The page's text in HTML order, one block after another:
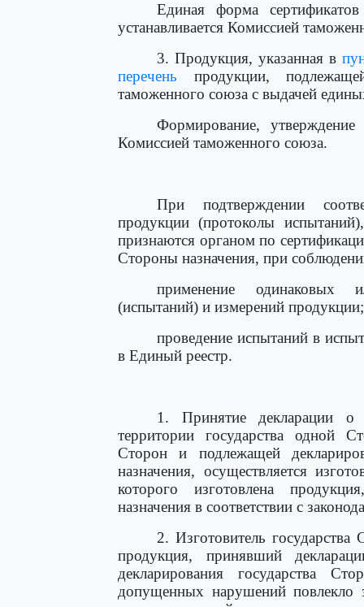
Единая форма
устанавливается Комиссией
3. Продукция, указанная в
перечень продукции,
таможенного союза с выдачей
Формирование,
Комиссией таможенного союза.
При подтверждении
продукции (протоколы
признаются органом по
Стороны назначения, при
применение одинаковых
(испытаний) и измерений продукции;
проведение испытаний в
в Единый реестр.
1. Принятие декларации о
территории государства одной
Сторон и подлежащей
назначения, осуществляется
которого изготовлена
назначения в соответствии с
2. Изготовитель
продукция, принявший
декларирования государства
допущенных нарушений